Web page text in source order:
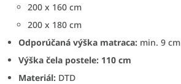
200 x 160 cm
200 x 180 cm
Odporúčaná výška matraca: min. 9 cm
Výška čela postele: 110 cm
Materiál: DTD